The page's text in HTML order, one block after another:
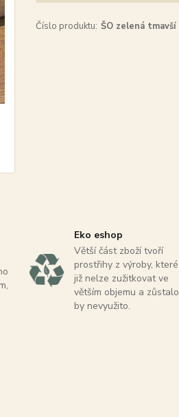
Číslo produktu: ŠO zelená tmavší
Eko eshop
Větší část zboží tvoří
prostřihy z výroby, které
již nelze zužitkovat ve
větším objemu a zůstalo
by nevyužito.